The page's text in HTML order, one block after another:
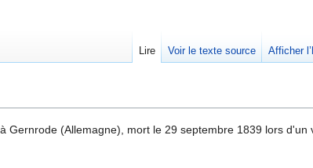
Gernrode (Allemagne), mort le 29 septembre 1839 lors d'un
Lire Voir le texte source Afficher